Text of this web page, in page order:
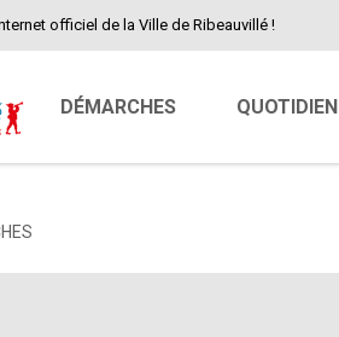
officiel de la Ville de Ribeauvillé !
DÉMARCHES QUOTIDIEN